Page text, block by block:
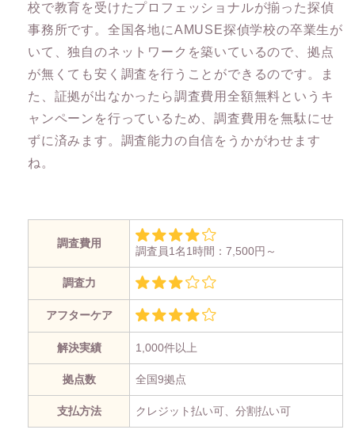
校で教育を受けたプロフェッショナルが揃った探偵
事務所です。全国各地にAMUSE探偵学校の卒業生が
いて、独自のネットワークを築いているので、拠点
が無くても安く調査を行うことができるのです。ま
た、証拠が出なかったら調査費用全額無料というキ
ャンペーンを行っているため、調査費用を無駄にせ
ずに済みます。調査能力の自信をうかがわせます
ね。
調査費用
調査員1名1時間：7,500円～
調査力
アフターケア
解決実績 1,000件以上
拠点数 全国9拠点
支払方法 クレジット払い可、分割払い可